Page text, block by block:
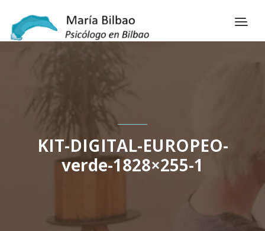
KIT-DIGITAL-EUROPEO-
verde-1828×255-1